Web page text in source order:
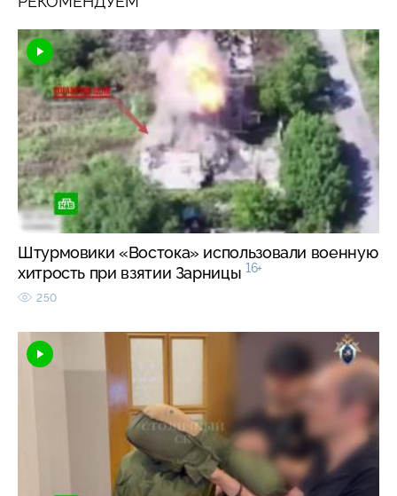
Штурмовики «Востока» использовали военную
хитрость при взятии Зарницы 16+
250